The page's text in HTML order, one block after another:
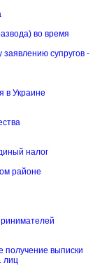
во время
супругов -
в Украине
налог
районе
получение выписки
лиц